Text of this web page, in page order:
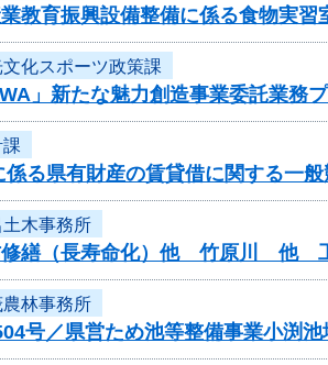
教育振興設備整備に係る食物実
化スポーツ政策課
」新たな魅力創造事業委託業務
る県有財産の賃貸借に関する一般
木事務所
修繕（長寿命化）他 竹原川 他
林事務所
号／県営ため池等整備事業小渕